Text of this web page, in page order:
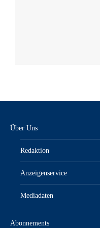
Über Uns
Redaktion
Anzeigenservice
Mediadaten
Abonnements